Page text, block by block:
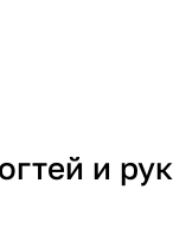
и рук